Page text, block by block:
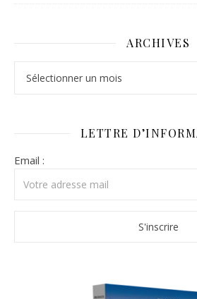
ARCHIVES
LETTRE
Email :